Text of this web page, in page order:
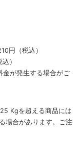
円（税込）
）
金が発生する場合がご
Kgを超える商品には
場合があります。 ご注